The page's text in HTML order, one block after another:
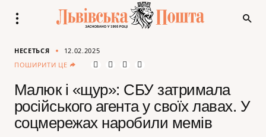
НЕСЕТЬСЯ
12.02.2025
ПОШИРИТИ ЦЕ
Малюк і «щур»: СБУ затримала
російського агента у своїх лавах. У
соцмережах наробили мемів